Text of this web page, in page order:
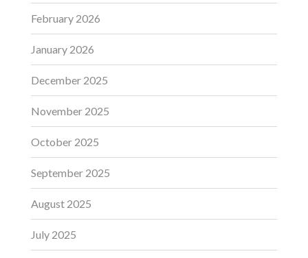
February 2026
January 2026
December 2025
November 2025
October 2025
September 2025
August 2025
July 2025